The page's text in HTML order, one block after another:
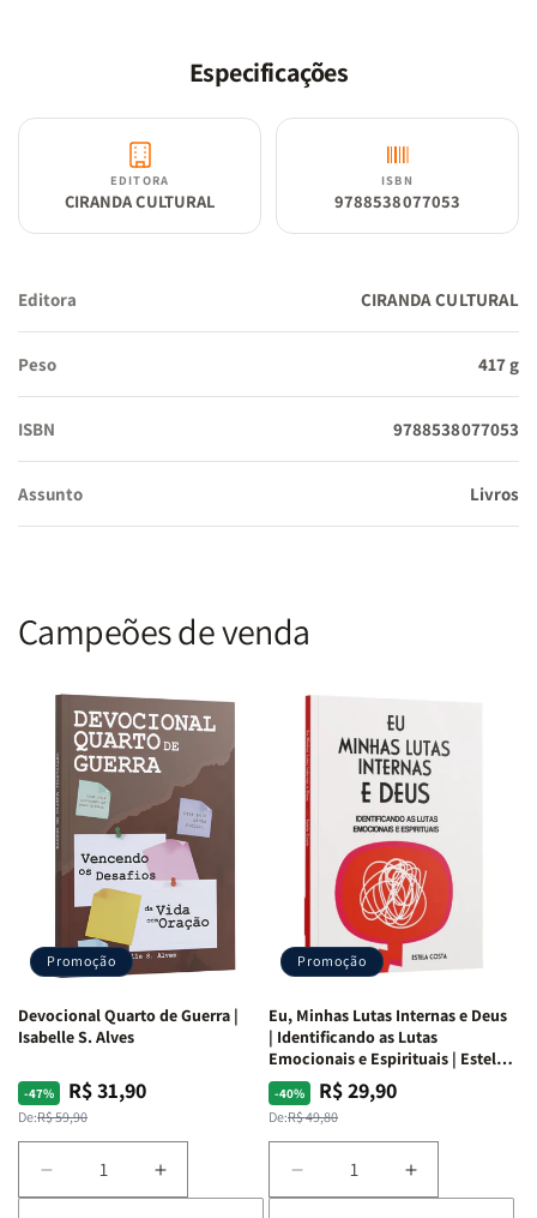
Especificações
EDITORA
CIRANDA CULTURAL
ISBN
9788538077053
Editora CIRANDA CULTURAL
Peso 417 g
ISBN 9788538077053
Assunto Livros
Campeões de venda
Promoção
Devocional Quarto de Guerra |
Isabelle S. Alves
-47%
Preço
normal
De:R$ 59,90
Preço
promocional
R$ 31,90
Diminuir
a
Aumentar
a
Promoção
Eu, Minhas Lutas Internas e Deus
| Identificando as Lutas
Emocionais e Espirituais | Estela
Costa
-40%
Preço
normal
De:R$ 49,80
Preço
promocional
R$ 29,90
Diminuir
a
Aumentar
a